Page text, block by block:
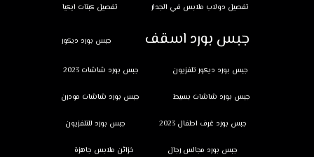
تفصيل دولاب ملابس في الجدار تفصيل كبتات ايكيا
جبس بورد اسقف جبس بورد ديكور
جبس بورد ديكور تلفزيون جبس بورد شاشات 2023
جبس بورد شاشات بسيط جبس بورد شاشات مودرن
جبس بورد غرف اطفال 2023 جبس بورد للتلفزيون
جبس بورد مجالس رجال خزائن ملابس جاهزة